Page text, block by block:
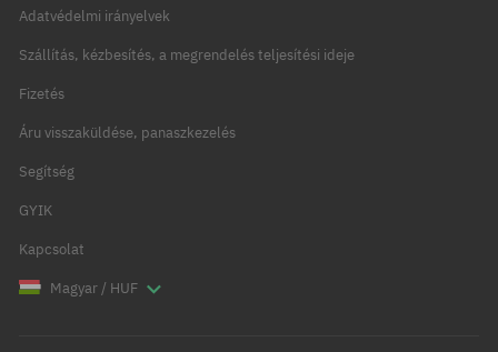
Adatvédelmi irányelvek
Szállítás, kézbesítés, a megrendelés teljesítési ideje
Fizetés
Áru visszaküldése, panaszkezelés
Segítség
GYIK
Kapcsolat
Magyar / HUF